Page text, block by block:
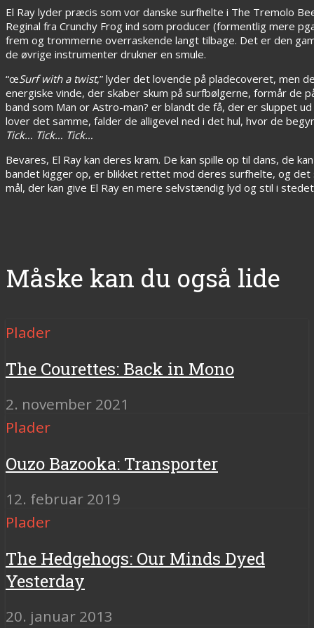
El Ray lyder præcis som vor danske surfhelte i The Tremolo
Reginal fra Crunchy Frog ind som producer (formentlig mere
frem og trommerne overraskende langt tilbage. Det er den
de øvrige instrumenter drukner en smule.
“œSurf with a twist,” lyder det lovende på pladecoveret, men
energiske vinde, der skaber skum på surfbølgerne, formår
band som Man or Astro-man? er blandt de få, der er sluppet
lover det samme, falder de alligevel ned i det hul, hvor de
Tick… Tick… Tick…
Bevares, El Ray kan deres kram. De kan spille op til dans, de
bandet kigger op, er blikket rettet mod deres surfhelte, og
mål, der kan give El Ray en mere selvstændig lyd og stil i
Måske kan du også lide
Plader
The Courettes: Back in Mono
2. november 2021
Plader
Ouzo Bazooka: Transporter
12. februar 2019
Plader
The Hedgehogs: Our Minds Dyed
Yesterday
20. januar 2013